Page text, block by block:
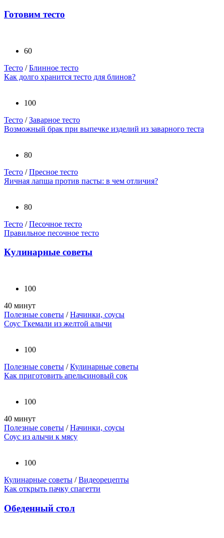
Готовим тесто
60
Тесто /Блинное тесто
Как долго хранится тесто для блинов?
100
Тесто /Заварное тесто
Возможный брак при выпечке изделий из заварного теста
80
Тесто /Пресное тесто
Яичная лапша против пасты: в чем отличия?
80
Тесто /Песочное тесто
Правильное песочное тесто
Кулинарные советы
100
40 минут
Полезные советы /Начинки, соусы
Соус Ткемали из желтой алычи
100
Полезные советы /Кулинарные советы
Как приготовить апельсиновый сок
100
40 минут
Полезные советы /Начинки, соусы
Соус из алычи к мясу
100
Кулинарные советы /Видеорецепты
Как открыть пачку спагетти
Обеденный стол